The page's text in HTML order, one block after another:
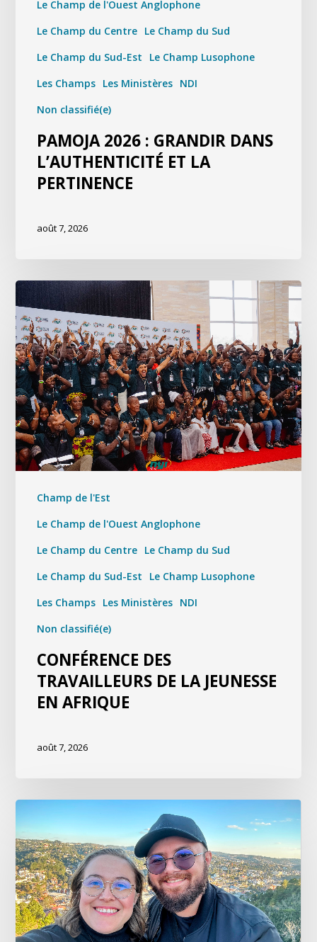
Le Champ de l'Ouest Anglophone
Le Champ du Centre Le Champ du Sud
Le Champ du Sud-Est
Le Champ Lusophone
Les Champs Les Ministères NDI
Non classifié(e)
PAMOJA 2026 : GRANDIR DANS
L’AUTHENTICITÉ ET LA
PERTINENCE
août 7, 2026
Champ de l'Est
Le Champ de l'Ouest Anglophone
Le Champ du Centre Le Champ du Sud
Le Champ du Sud-Est
Le Champ Lusophone
Les Champs Les Ministères NDI
Non classifié(e)
CONFÉRENCE DES
TRAVAILLEURS DE LA JEUNESSE
EN AFRIQUE
août 7, 2026